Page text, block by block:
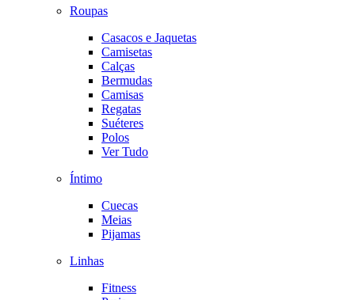
Roupas
Casacos e Jaquetas
Camisetas
Calças
Bermudas
Camisas
Regatas
Suéteres
Polos
Ver Tudo
Íntimo
Cuecas
Meias
Pijamas
Linhas
Fitness